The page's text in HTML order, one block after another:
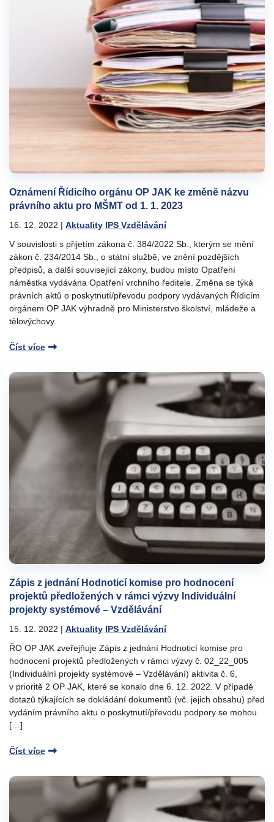
Oznámení Řídicího orgánu OP JAK ke změně názvu
právního aktu pro MŠMT od 1. 1. 2023
16. 12. 2022 | Aktuality IPS Vzdělávání
V souvislosti s přijetím zákona č. 384/2022 Sb., kterým se mění
zákon č. 234/2014 Sb., o státní službě, ve znění pozdějších
předpisů, a další související zákony, budou místo Opatření
náměstka vydávána Opatření vrchního ředitele. Změna se týká
právních aktů o poskytnutí/převodu podpory vydávaných Řídicím
orgánem OP JAK výhradně pro Ministerstvo školství, mládeže a
tělovýchovy.
Číst více
Zápis z jednání Hodnoticí komise pro hodnocení
projektů předložených v rámci výzvy Individuální
projekty systémové – Vzdělávání
15. 12. 2022 | Aktuality IPS Vzdělávání
ŘO OP JAK zveřejňuje Zápis z jednání Hodnoticí komise pro
hodnocení projektů předložených v rámci výzvy č. 02_22_005
(Individuální projekty systémové – Vzdělávání) aktivita č. 6,
v prioritě 2 OP JAK, které se konalo dne 6. 12. 2022. V případě
dotazů týkajících se dokládání dokumentů (vč. jejich obsahu) před
vydáním právního aktu o poskytnutí/převodu podpory se mohou
[…]
Číst více